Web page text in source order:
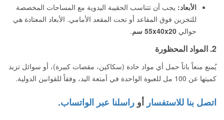
الأبعاد: يجب أن تتناسب الحقيبة اليدوية مع المساحات المخصصة
للتخزين فوق المقاعد أو تحت المقعد الأمامي. الأبعاد المعتادة هي
حوالي 55x40x20 سم .
2. المواد المحظورة
يُمنع منعاً باتاً حمل أي مواد حادة (سكاكين، مقصات كبيرة)، أو سوائل تزيد
كميتها عن 100 مل للعبوة الواحدة في أمتعة اليد، وفقاً للقوانين الدولية.
اتصل بنا للاستفسار أو راسلنا عبر الواتساب.